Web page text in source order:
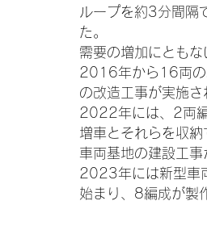
ループを約3分間隔
た。
需要の増加にともな
2016年から16両の
の改造工事が実施さ
2022年には、2両
増車とそれらを収納
車両基地の建設工
2023年には新型車
始まり、8編成が製